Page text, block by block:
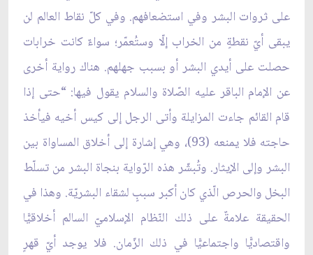
على ثروات البشر وفي استضعافهم. وفي كلّ نقاط العالم لن
يبقى أيّ نقطةٍ من الخراب إلّا وستُعمّر؛ سواءٌ كانت خرابات
حصلت على أيدي البشر أو بسبب جهلهم. هناك رواية أخرى
عن الإمام الباقر عليه الصّلاة والسلام يقول فيها: “حتى إذا
قام القائم جاءت المزايلة وأتى الرجل إلى كيس أخيه فيأخذ
حاجته فلا يمنعه (93)، وهي إشارة إلى أخلاق المساواة بين
البشر وإلى الإيثار. وتُبشّر هذه الرّواية بنجاة البشر من تسلّط
البخل والحرص الّذي كان أكبر سببٍ لشقاء البشريّة. وهذا في
الحقيقة علامةٌ على ذلك النّظام الإسلاميّ السالم أخلاقيًّا
واقتصاديًّا واجتماعيًّا في ذلك الزّمان. فلا يوجد أيّ قهرٍ